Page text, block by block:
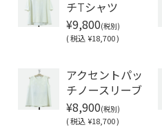
チTシャツ
¥9,800(税別)
(税込¥18,700 )
アクセントパッ
チノースリーブ
¥8,900(税別)
(税込¥18,700 )